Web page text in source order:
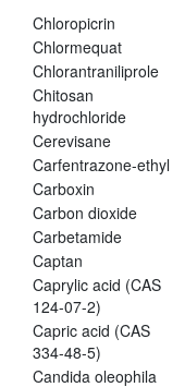
Chloropicrin
Chlormequat
Chlorantraniliprole
Chitosan
hydrochloride
Cerevisane
Carfentrazone-ethyl
Carboxin
Carbon dioxide
Carbetamide
Captan
Caprylic acid (CAS
124-07-2)
Capric acid (CAS
334-48-5)
Candida oleophila